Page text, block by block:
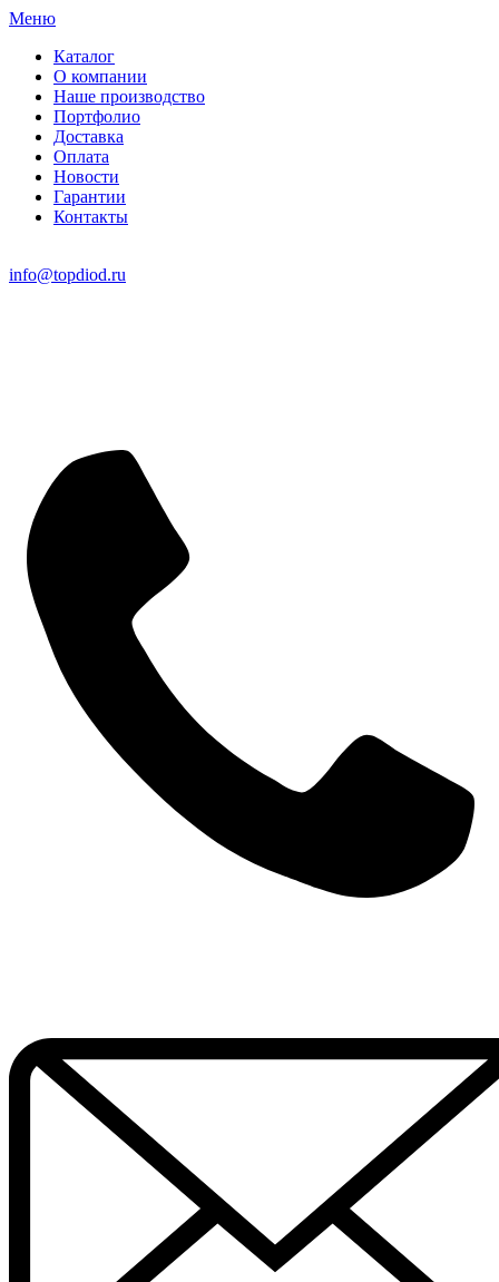
Меню
Каталог
О компании
Наше производство
Портфолио
Доставка
Оплата
Новости
Гарантии
Контакты
info@topdiod.ru